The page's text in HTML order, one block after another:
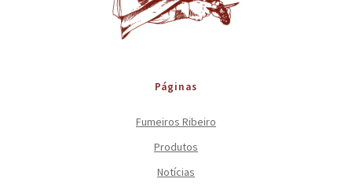
Páginas
Fumeiros Ribeiro
Produtos
Notícias